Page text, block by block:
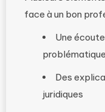
face à un bon
Une
problématique
Des
juridiques